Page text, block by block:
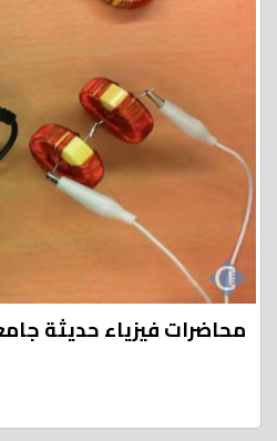
محاضرات فيزياء حديثة